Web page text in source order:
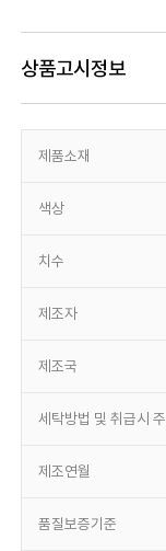
상품고시정보
제품소재
색상
치수
제조자
제조국
세탁방법 및 취급시
제조연월
품질보증기준